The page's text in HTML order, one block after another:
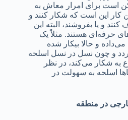
است برای امرار معاش به
کار این است که شکار کنند و
و یا بفروشند، البته این
حرفه‌ای هستند. مثلاً یک
و حالا بیکار شده
و چون نسل در نسل اسلحه
به شکار می‌کند، در نظر
اسلحه‌ به سهولت در
در منطقه